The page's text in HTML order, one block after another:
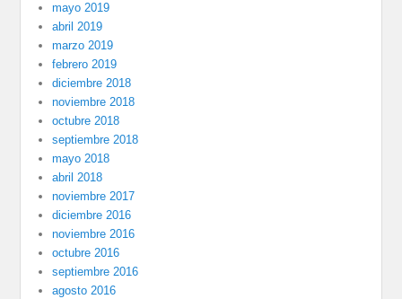
mayo 2019
abril 2019
marzo 2019
febrero 2019
diciembre 2018
noviembre 2018
octubre 2018
septiembre 2018
mayo 2018
abril 2018
noviembre 2017
diciembre 2016
noviembre 2016
octubre 2016
septiembre 2016
agosto 2016